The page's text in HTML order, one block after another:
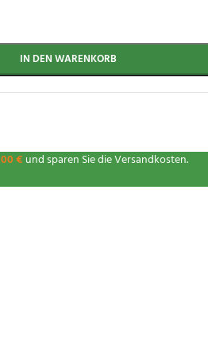
IN DEN WARENKORB
€ und sparen Sie die Versandkosten.